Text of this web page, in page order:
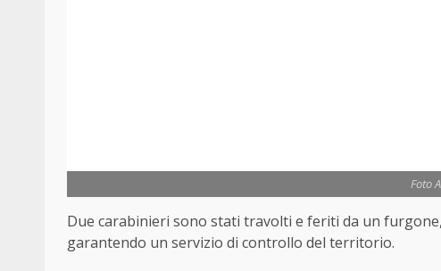
Foto
Due carabinieri sono stati travolti e feriti da un
garantendo un servizio di controllo del territorio.